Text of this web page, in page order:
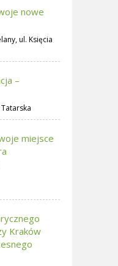
nowe
ul. Księcia
–
miejsce
Kraków